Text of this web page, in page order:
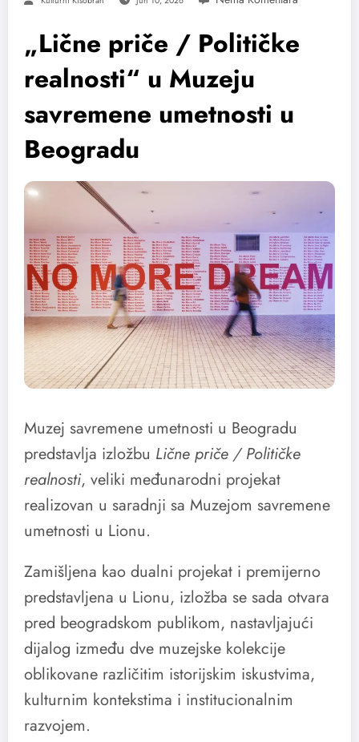
„Lične priče / Političke
realnosti“ u Muzeju
savremene umetnosti u
Beogradu
Muzej savremene umetnosti u Beogradu
predstavlja izložbu Lične priče / Političke
realnosti, veliki međunarodni projekat
realizovan u saradnji sa Muzejom savremene
umetnosti u Lionu.
Zamišljena kao dualni projekat i premijerno
predstavljena u Lionu, izložba se sada otvara
pred beogradskom publikom, nastavljajući
dijalog između dve muzejske kolekcije
oblikovane različitim istorijskim iskustvima,
kulturnim kontekstima i institucionalnim
razvojem.